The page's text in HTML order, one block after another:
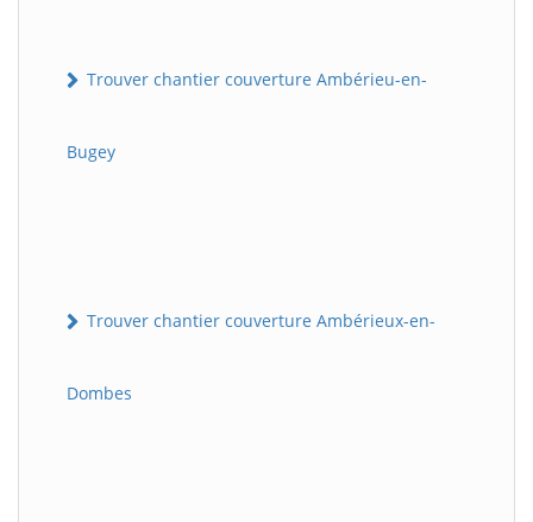
Trouver chantier couverture Ambérieu-en-
Bugey
Trouver chantier couverture Ambérieux-en-
Dombes